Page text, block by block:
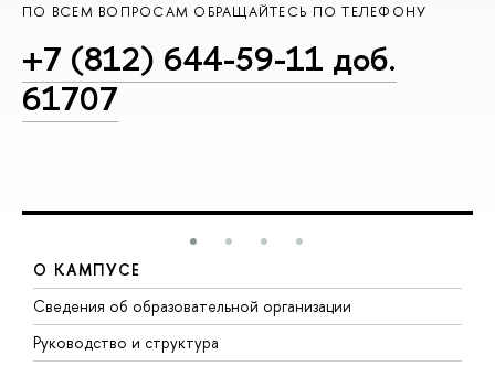
ПО ВСЕМ ВОПРОСАМ ОБРАЩАЙТЕСЬ ПО ТЕЛЕФОНУ
+7 (812) 644-59-11 доб.
61707
О КАМПУСЕ
Сведения об образовательной организации
Руководство и структура